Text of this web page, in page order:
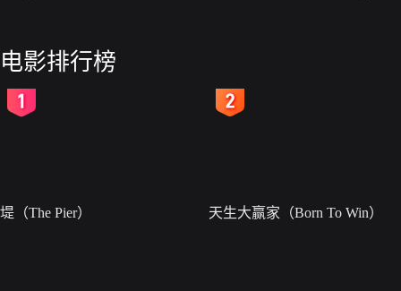
电影排行榜
堤（The Pier） 天生大赢家（Born To Win）